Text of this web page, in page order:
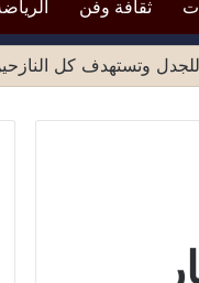
ثقافة وفن
وتستهدف كل